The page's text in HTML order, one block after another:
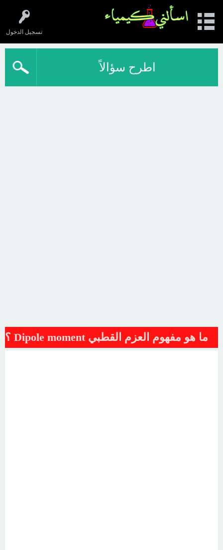
تسجيل الدخول
اطرح سؤالاً
ما هو مفهوم العزم القطبي Dipole moment ؟